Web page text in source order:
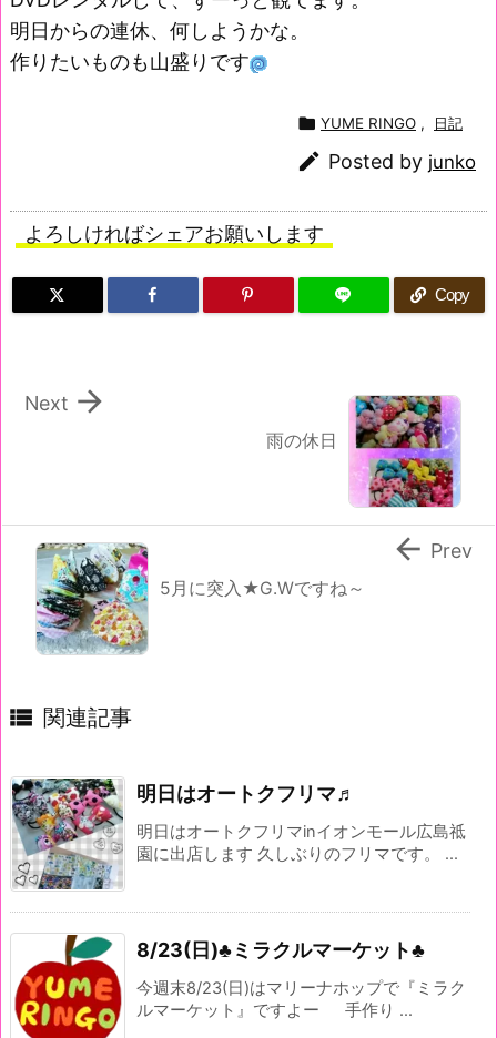
明日からの連休、何しようかな。
作りたいものも山盛りです
 YUME RINGO , 日記
 Posted by junko
よろしければシェアお願いします
Copy
雨の休日

Next
5月に突入★G.Wですね～
 Prev
 関連記事
明日はオートクフリマ♬
明日はオートクフリマinイオンモール広島祗
園に出店します 久しぶりのフリマです。 ...
8/23(日)♣ミラクルマーケット♣
今週末8/23(日)はマリーナホップで『ミラク
ルマーケット』ですよー 手作り ...